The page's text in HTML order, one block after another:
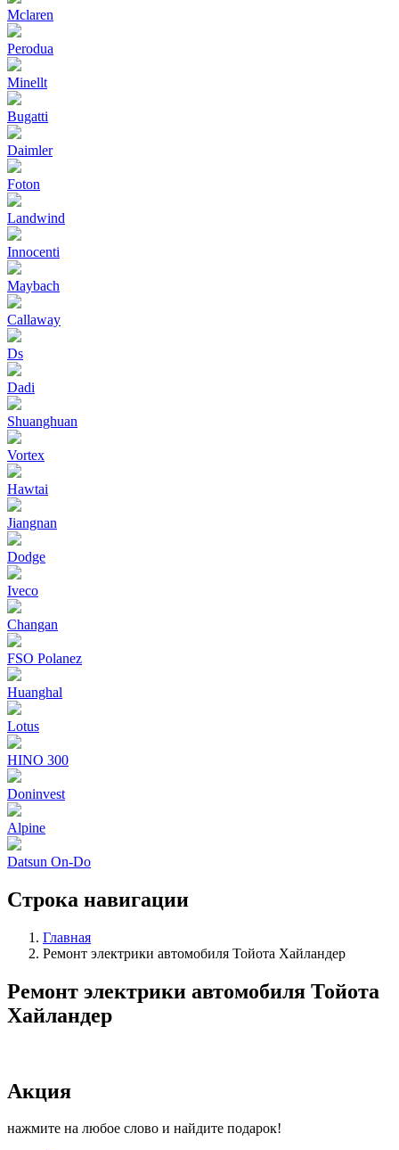
Mclaren
Perodua
Minellt
Bugatti
Daimler
Foton
Landwind
Innocenti
Maybach
Callaway
Ds
Dadi
Shuanghuan
Vortex
Hawtai
Jiangnan
Dodge
Iveco
Changan
FSO Polanez
Huanghal
Lotus
HINO 300
Doninvest
Alpine
Datsun On-Do
Строка навигации
Главная
Ремонт электрики автомобиля Тойота Хайландер
Ремонт электрики автомобиля Тойота
Хайландер
Акция
нажмите на любое слово и найдите подарок!